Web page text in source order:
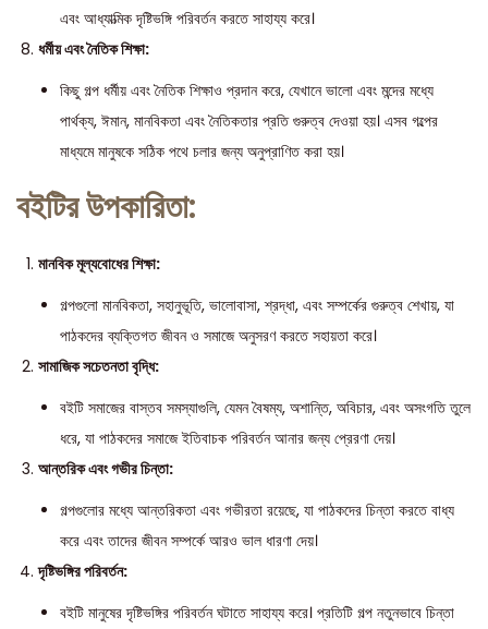
এবং আধ্যাত্মিক দৃষ্টিভঙ্গি পরিবর্তন করতে সাহায্য করে।
ধর্মীয় এবং নৈতিক শিক্ষা:
কিছু গল্প ধর্মীয় এবং নৈতিক শিক্ষাও প্রদান করে, যেখানে ভালো এবং মন্দের মধ্যে
পার্থক্য, ঈমান, মানবিকতা এবং নৈতিকতার প্রতি গুরুত্ব দেওয়া হয়। এসব গল্পের
মাধ্যমে মানুষকে সঠিক পথে চলার জন্য অনুপ্রাণিত করা হয়।
বইটির উপকারিতা:
মানবিক মূল্যবোধের শিক্ষা:
গল্পগুলো মানবিকতা, সহানুভূতি, ভালোবাসা, শ্রদ্ধা, এবং সম্পর্কের গুরুত্ব শেখায়, যা
পাঠকদের ব্যক্তিগত জীবন ও সমাজে অনুসরণ করতে সহায়তা করে।
সামাজিক সচেতনতা বৃদ্ধি:
বইটি সমাজের বাস্তব সমস্যাগুলি, যেমন বৈষম্য, অশান্তি, অবিচার, এবং অসংগতি তুলে
ধরে, যা পাঠকদের সমাজে ইতিবাচক পরিবর্তন আনার জন্য প্রেরণা দেয়।
আন্তরিক এবং গভীর চিন্তা:
গল্পগুলোর মধ্যে আন্তরিকতা এবং গভীরতা রয়েছে, যা পাঠকদের চিন্তা করতে বাধ্য
করে এবং তাদের জীবন সম্পর্কে আরও ভাল ধারণা দেয়।
দৃষ্টিভঙ্গির পরিবর্তন:
বইটি মানুষের দৃষ্টিভঙ্গির পরিবর্তন ঘটাতে সাহায্য করে। প্রতিটি গল্প নতুনভাবে চিন্তা